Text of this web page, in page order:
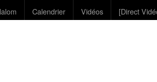
Calendrier Vidéos [Direct